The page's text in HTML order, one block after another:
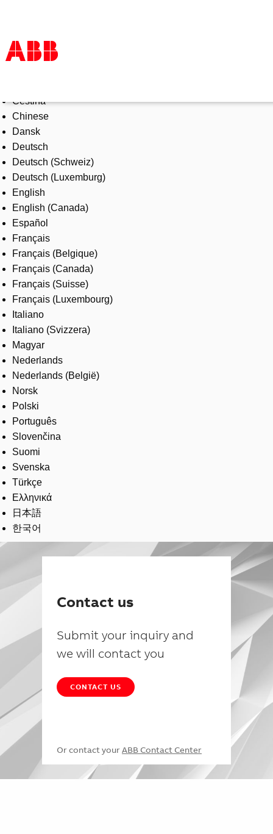
Products & Solutions
Industries
Services
About us
Where to buy
Contact us
Careers
Čeština
Chinese
Dansk
Deutsch
Deutsch (Schweiz)
Deutsch (Luxemburg)
English
English (Canada)
Español
Français
Français (Belgique)
Français (Canada)
Français (Suisse)
Français (Luxembourg)
Italiano
Italiano (Svizzera)
Magyar
Nederlands
Nederlands (België)
Norsk
Polski
Português
Slovenčina
Suomi
Svenska
Türkçe
Ελληνικά
日本語
한국어
Contact us
Submit your inquiry and
we will contact you
CONTACT US
Or contact your ABB Contact Center